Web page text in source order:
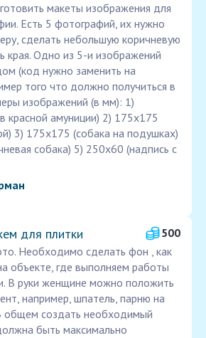
макеты изображения для
Есть 5 фотографий, их нужно
сделать небольшую коричневую
края. Одно из 5-и изображений
(код нужно заменить на
того что должно получиться в
изображений (в мм): 1)
красной амуниции) 2) 175х175
3) 175х175 (собака на подушках)
собака) 5) 250х60 (надпись с
для плитки
500
Необходимо сделать фон , как
объекте, где выполняем работы
В руки женщине можно положить
например, шпатель, парню на
общем создать необходимый
быть максимально